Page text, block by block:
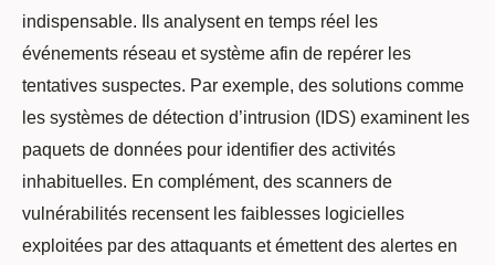
indispensable. Ils analysent en temps réel les
événements réseau et système afin de repérer les
tentatives suspectes. Par exemple, des solutions comme
les systèmes de détection d’intrusion (IDS) examinent les
paquets de données pour identifier des activités
inhabituelles. En complément, des scanners de
vulnérabilités recensent les faiblesses logicielles
exploitées par des attaquants et émettent des alertes en